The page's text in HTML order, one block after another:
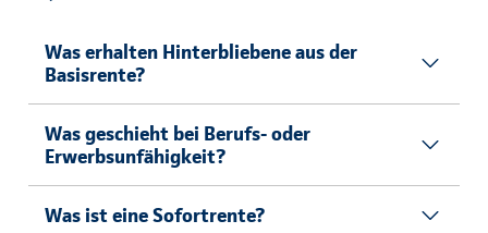
Was erhalten Hinterbliebene aus der
Basisrente?
Was geschieht bei Berufs- oder
Erwerbsunfähigkeit?
Was ist eine Sofortrente?